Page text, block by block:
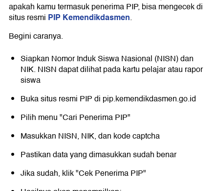
apakah kamu termasuk penerima PIP, bisa mengecek di
situs resmi PIP Kemendikdasmen.
Begini caranya.
Siapkan Nomor Induk Siswa Nasional (NISN) dan
NIK. NISN dapat dilihat pada kartu pelajar atau rapor
siswa
Buka situs resmi PIP di pip.kemendikdasmen.go.id
Pilih menu "Cari Penerima PIP"
Masukkan NISN, NIK, dan kode captcha
Pastikan data yang dimasukkan sudah benar
Jika sudah, klik "Cek Penerima PIP"